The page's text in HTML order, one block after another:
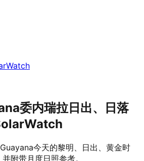
委内瑞拉日出、日落
今天的黎明、日出、黄金时
附带月度日照参考。